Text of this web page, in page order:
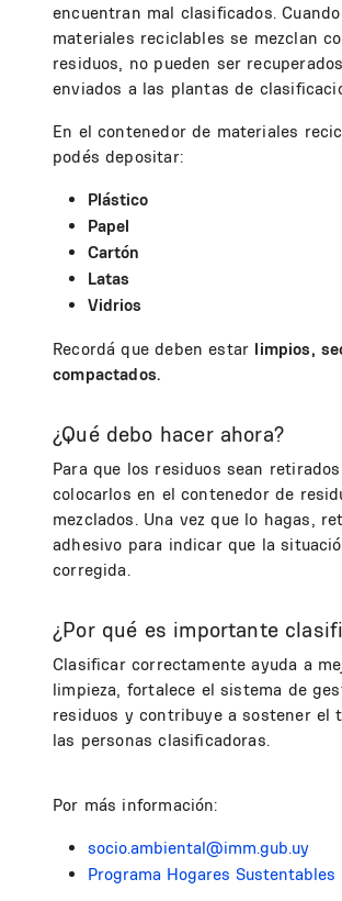
encuentran mal clasificados.
materiales reciclables se mezclan
residuos, no pueden ser
enviados a las plantas de
En el contenedor de materiales
podés depositar:
Plástico
Papel
Cartón
Latas
Vidrios
Recordá que deben estar limpios,
compactados.
¿Qué debo hacer ahora?
Para que los residuos sean
colocarlos en el contenedor de
mezclados. Una vez que lo hagas,
adhesivo para indicar que la
corregida.
¿Por qué es importante
Clasificar correctamente ayuda a
limpieza, fortalece el sistema de
residuos y contribuye a sostener el
las personas clasificadoras.
Por más información:
socio.ambiental@imm.gub.uy
Programa Hogares Sustentables